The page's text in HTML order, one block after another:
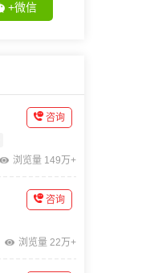
+微信
咨询
浏览量 149万+
咨询
浏览量 22万+